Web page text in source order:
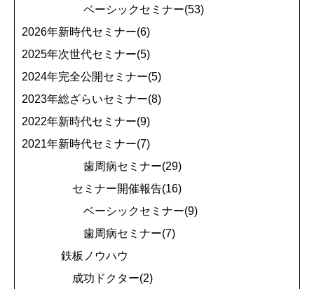
ベーシックセミナー(53)
2026年新時代セミナー(6)
2025年次世代セミナー(5)
2024年完全公開セミナー(5)
2023年総ざらいセミナー(8)
2022年新時代セミナー(9)
2021年新時代セミナー(7)
歯周病セミナー(29)
セミナー開催報告(16)
ベーシックセミナー(9)
歯周病セミナー(7)
鉄板ノウハウ
成功ドクター(2)